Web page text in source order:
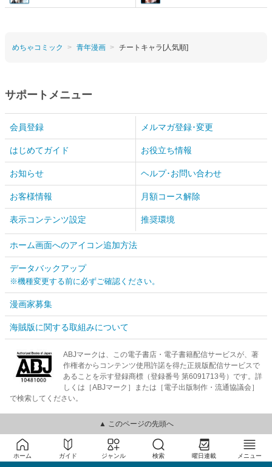
めちゃコミック 青年漫画 チートキャラ[人気順]
サポートメニュー
会員登録 メルマガ登録･変更
はじめてガイド お役立ち情報
お知らせ ヘルプ･お問い合わせ
お客様情報 月額コース解除
表示コンテンツ設定 推奨環境
ホーム画面へのアイコン追加方法
データバックアップ
※機種変更する前に必ずご確認ください。
漫画家募集
海賊版に関する取組みについて
ABJマークは、この電子書店・電子書籍配信サービスが、著
作権者からコンテンツ使用許諾を得た正規版配信サービスで
あることを示す登録商標（登録番号 第6091713号）です。詳
しくは［ABJマーク］または［電子出版制作・流通協議会］
で検索してください。
▲ このページの先頭へ
ホーム ガイド ジャンル 検索 曜日連載 メニュー